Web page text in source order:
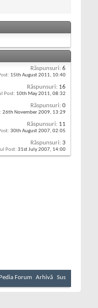
Răspunsuri: 6
15th August 2011, 10:40
Răspunsuri: 16
Post: 10th May 2011, 08:32
Răspunsuri: 0
26th November 2009, 13:29
Răspunsuri: 11
30th August 2007, 02:05
Răspunsuri: 3
Post: 31st July 2007, 14:00
Forum Arhivă Sus